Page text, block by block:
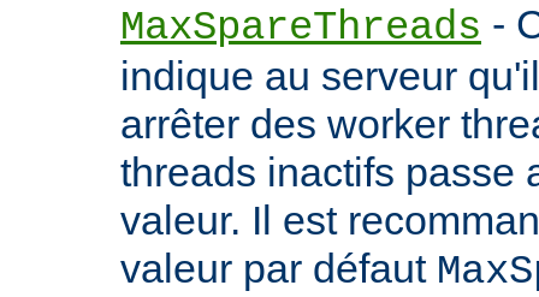
MaxSpareThreads -
indique au serveur
arrêter des worker
threads inactifs passe
valeur. Il est
valeur par défaut